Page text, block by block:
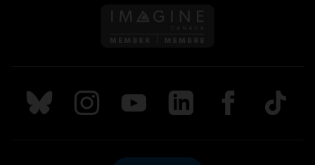
Suivez nous sur Bluesky
Suivez nous sur Instagram
Suivez nous sur Youtube
Suivez nous sur LinkedIn
Suivez nous sur
TikTok